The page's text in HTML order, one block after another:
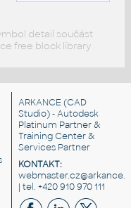
detail součást
free block library
ARKANCE (CAD
Studio) - Autodesk
Platinum Partner &
Training Center &
Services Partner
KONTAKT:
| tel. +420 910 970 111